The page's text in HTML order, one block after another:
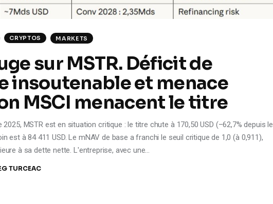
CRYPTOS MARKETS
sur MSTR. Déficit de
insoutenable et menace
MSCI menacent le titre
2025, MSTR est en situation critique : le titre chute à 170,50 USD (–62,7% depuis le
est à 84 411 USD. Le mNAV de base a franchi le seuil critique de 1,0 (à 0,911),
à sa dette nette. L'entreprise, avec une…
TURCEAC